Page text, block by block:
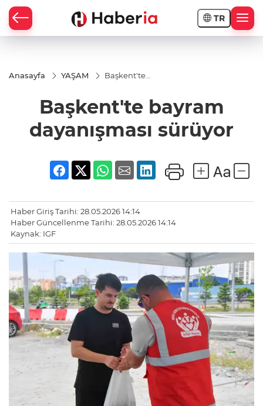
TR
Anasayfa YAŞAM
Başkent'te
sürüyor
Başkent'te bayram
dayanışması sürüyor
Haber Giriş Tarihi: 28.05.2026 14:14
Haber Güncellenme Tarihi: 28.05.2026 14:14
Kaynak: IGF